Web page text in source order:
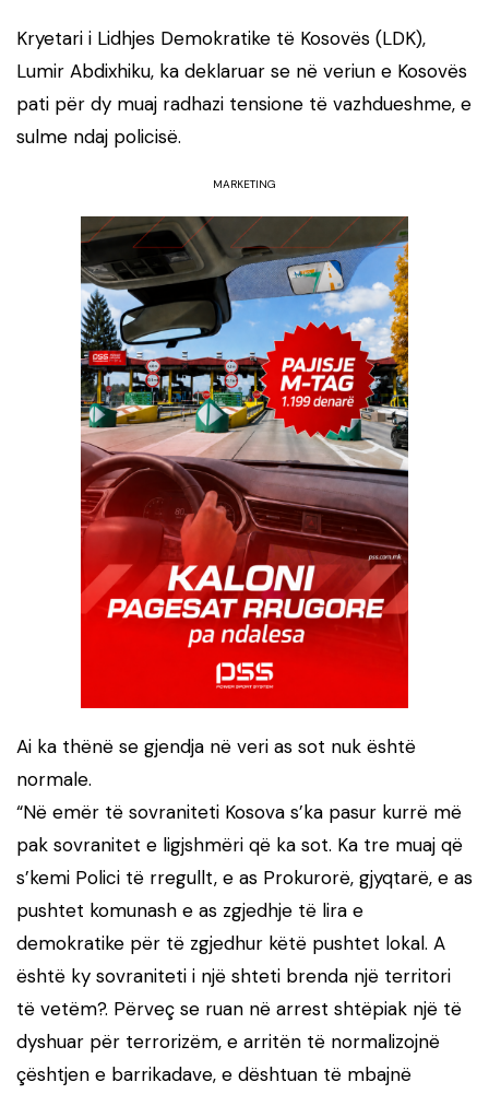
Kryetari i Lidhjes Demokratike të Kosovës (LDK),
Lumir Abdixhiku, ka deklaruar se në veriun e Kosovës
pati për dy muaj radhazi tensione të vazhdueshme, e
sulme ndaj policisë.
MARKETING
Ai ka thënë se gjendja në veri as sot nuk është
normale.
“Në emër të sovraniteti Kosova s’ka pasur kurrë më
pak sovranitet e ligjshmëri që ka sot. Ka tre muaj që
s’kemi Polici të rregullt, e as Prokurorë, gjyqtarë, e as
pushtet komunash e as zgjedhje të lira e
demokratike për të zgjedhur këtë pushtet lokal. A
është ky sovraniteti i një shteti brenda një territori
të vetëm?. Përveç se ruan në arrest shtëpiak një të
dyshuar për terrorizëm, e arritën të normalizojnë
çështjen e barrikadave, e dështuan të mbajnë